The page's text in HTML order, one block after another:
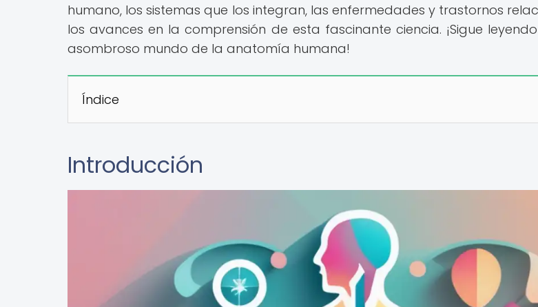
humano, los sistemas que los integran, las enfermedades y trastornos
los avances en la comprensión de esta fascinante ciencia. ¡Sigue
asombroso mundo de la anatomía humana!
Índice
Introducción